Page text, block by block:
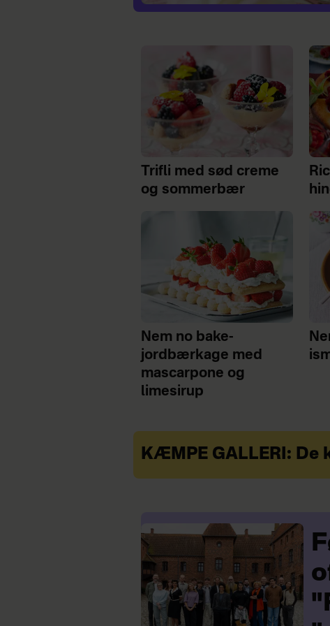
Trifli med sød creme
og sommerbær
Nem no bake-
jordbærkage med
mascarpone og
limesirup
KÆMPE GALLERI: De